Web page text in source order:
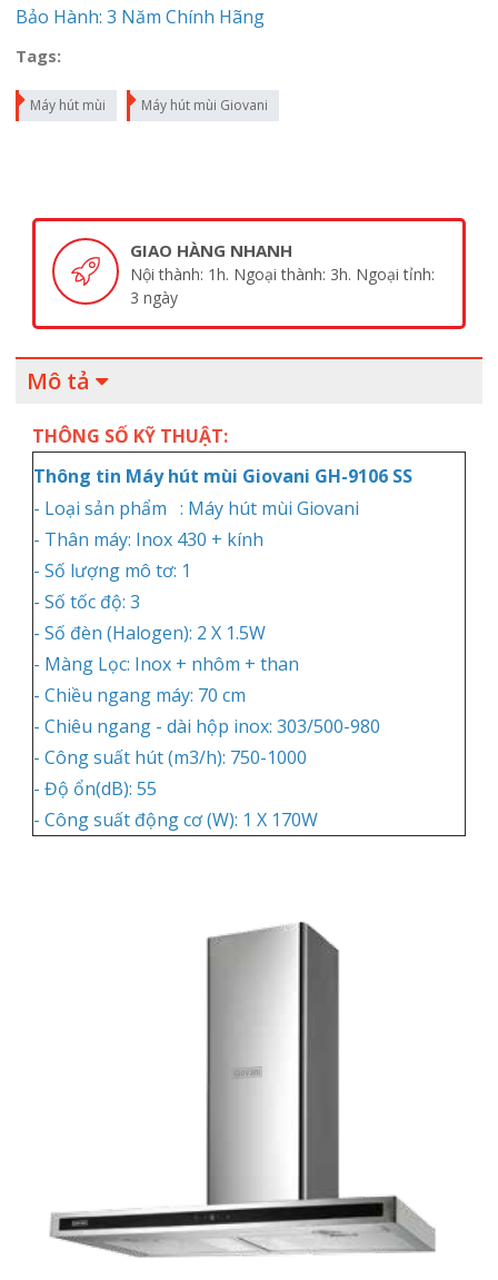
Bảo Hành: 3 Năm Chính Hãng
Tags:
Máy hút mùi Máy hút mùi Giovani
GIAO HÀNG NHANH
Nội thành: 1h. Ngoại thành: 3h. Ngoại tỉnh:
3 ngày
Mô tả
THÔNG SỐ KỸ THUẬT:
Thông tin Máy hút mùi Giovani GH-9106 SS
- Loại sản phẩm : Máy hút mùi Giovani
- Thân máy: Inox 430 + kính
- Số lượng mô tơ: 1
- Số tốc độ: 3
- Số đèn (Halogen): 2 X 1.5W
- Màng Lọc: Inox + nhôm + than
- Chiều ngang máy: 70 cm
- Chiêu ngang - dài hộp inox: 303/500-980
- Công suất hút (m3/h): 750-1000
- Độ ổn(dB): 55
- Công suất động cơ (W): 1 X 170W